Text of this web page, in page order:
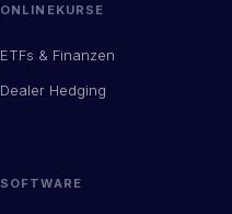
ONLINEKURSE
ETFs & Finanzen
Dealer Hedging
SOFTWARE